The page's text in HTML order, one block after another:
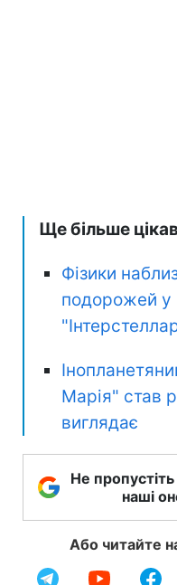
Ще більше
Фізики
подорожей у
Марія" став
виглядає
Не
наші
Або читайте